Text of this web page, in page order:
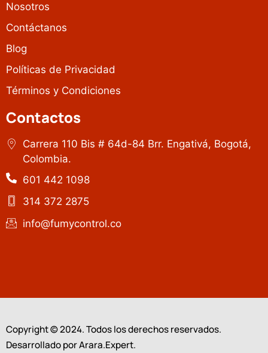
Nosotros
Contáctanos
Blog
Políticas de Privacidad
Términos y Condiciones
Contactos
Carrera 110 Bis # 64d-84 Brr. Engativá, Bogotá,
Colombia.
601 442 1098
314 372 2875
info@fumycontrol.co
Copyright © 2024. Todos los derechos reservados.
Desarrollado por Arara.Expert.